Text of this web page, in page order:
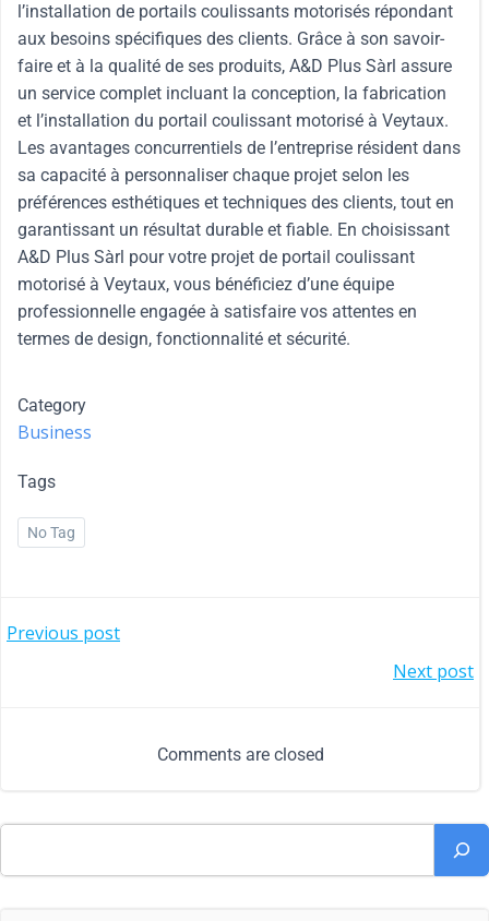
l’installation de portails coulissants motorisés répondant
aux besoins spécifiques des clients. Grâce à son savoir-
faire et à la qualité de ses produits, A&D Plus Sàrl assure
un service complet incluant la conception, la fabrication
et l’installation du portail coulissant motorisé à Veytaux.
Les avantages concurrentiels de l’entreprise résident dans
sa capacité à personnaliser chaque projet selon les
préférences esthétiques et techniques des clients, tout en
garantissant un résultat durable et fiable. En choisissant
A&D Plus Sàrl pour votre projet de portail coulissant
motorisé à Veytaux, vous bénéficiez d’une équipe
professionnelle engagée à satisfaire vos attentes en
termes de design, fonctionnalité et sécurité.
Category
Business
Tags
No Tag
Previous post
Next post
Comments are closed